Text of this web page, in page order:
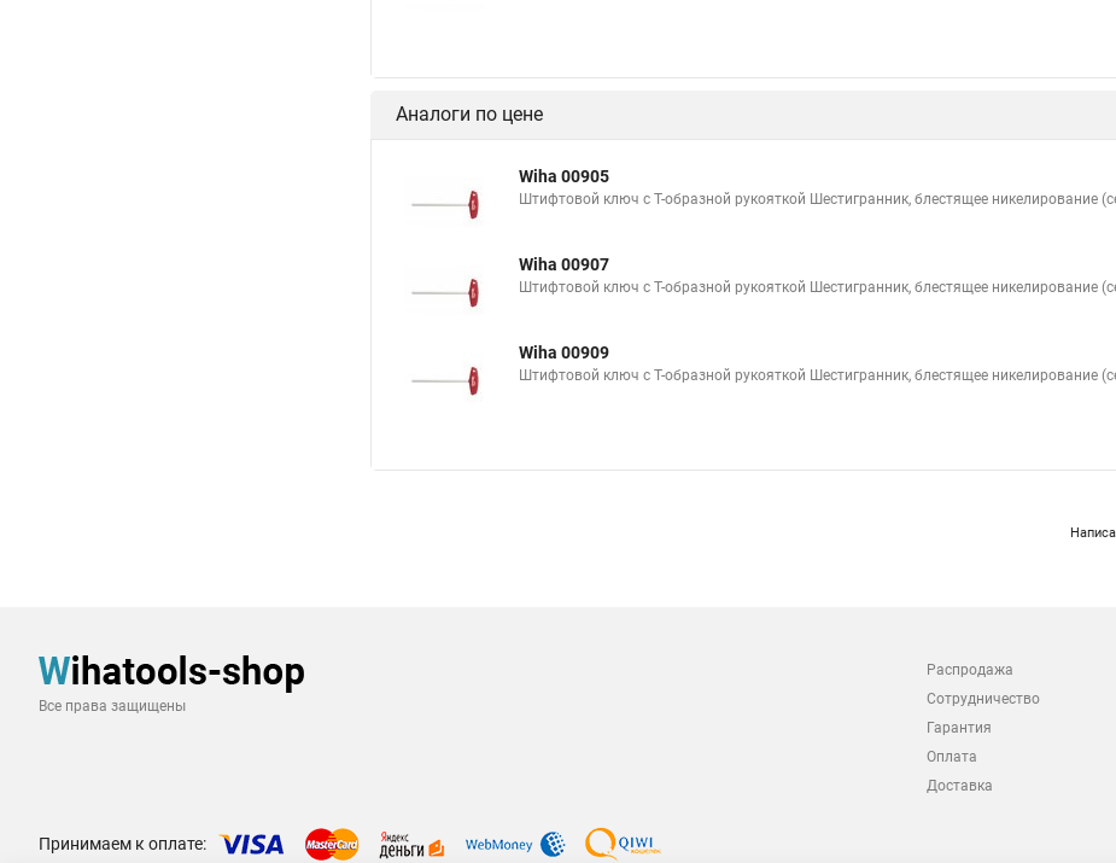
Аналоги по цене
Wiha 00905
Штифтовой ключ с Т-образной рукояткой Шестигранник, блестящее никелирование
Wiha 00907
Штифтовой ключ с Т-образной рукояткой Шестигранник, блестящее никелирование
Wiha 00909
Штифтовой ключ с Т-образной рукояткой Шестигранник, блестящее никелирование
Все права защищены
Распродажа
Сотрудничество
Гарантия
Оплата
Доставка
Принимаем к оплате: